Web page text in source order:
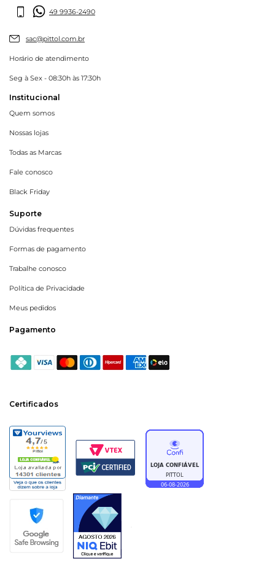
49 9936-2490
sac@pittol.com.br
Horário de atendimento
Seg à Sex - 08:30h às 17:30h
Institucional
Quem somos
Nossas lojas
Todas as Marcas
Fale conosco
Black Friday
Suporte
Dúvidas frequentes
Formas de pagamento
Trabalhe conosco
Política de Privacidade
Meus pedidos
Pagamento
Certificados